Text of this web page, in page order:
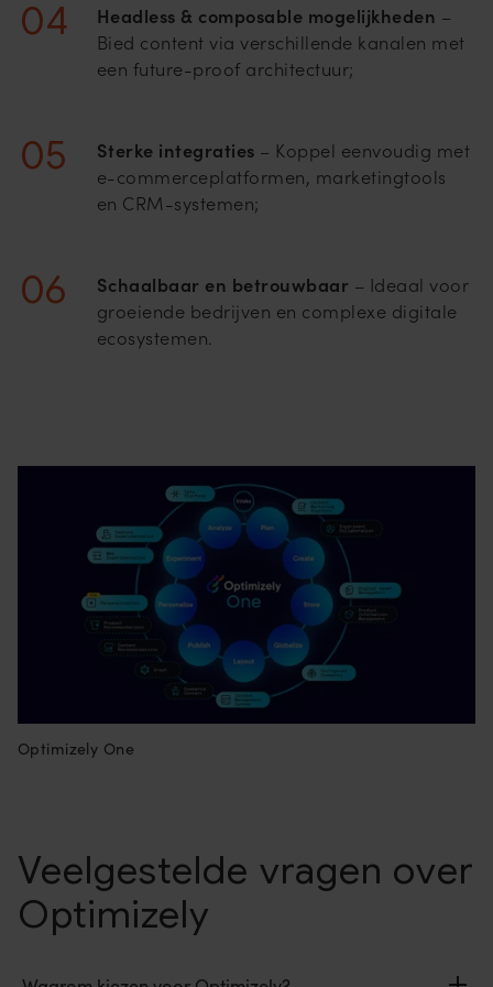
Headless & composable mogelijkheden –
Bied content via verschillende kanalen met
een future-proof architectuur;
Sterke integraties – Koppel eenvoudig met
e-commerceplatformen, marketingtools
en CRM-systemen;
Schaalbaar en betrouwbaar – Ideaal voor
groeiende bedrijven en complexe digitale
ecosystemen.
Optimizely One
Veelgestelde vragen over
Optimizely